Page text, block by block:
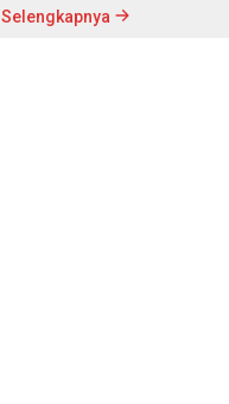
Selengkapnya